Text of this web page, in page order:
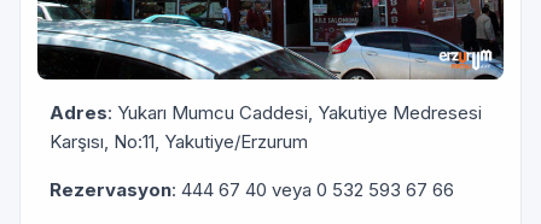
Adres: Yukarı Mumcu Caddesi, Yakutiye Medresesi
Karşısı, No:11, Yakutiye/Erzurum
Rezervasyon: 444 67 40 veya 0 532 593 67 66